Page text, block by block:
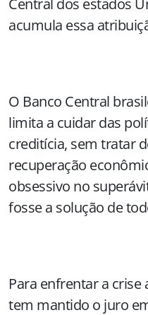
acumula essa
O Banco Central
limita a cuidar das
creditícia, sem tratar
recuperação
obsessivo no
fosse a solução de
Para enfrentar a crise
tem mantido o juro